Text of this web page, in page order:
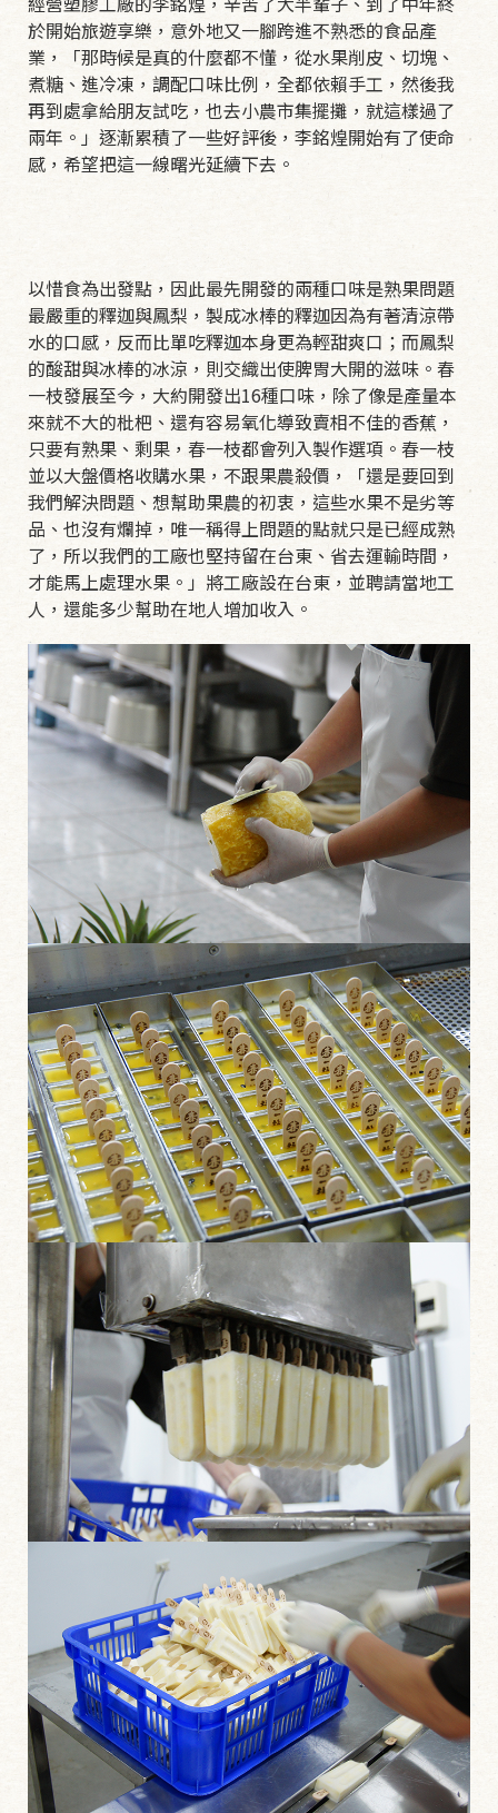
於開始旅遊享樂，意外地又一腳跨進不熟悉的食品產
業，「那時候是真的什麼都不懂，從水果削皮、切塊、
煮糖、進冷凍，調配口味比例，全都依賴手工，然後我
再到處拿給朋友試吃，也去小農市集擺攤，就這樣過了
兩年。」逐漸累積了一些好評後，李銘煌開始有了使命
感，希望把這一線曙光延續下去。
以惜食為出發點，因此最先開發的兩種口味是熟果問題
最嚴重的釋迦與鳳梨，製成冰棒的釋迦因為有著清涼帶
水的口感，反而比單吃釋迦本身更為輕甜爽口；而鳳梨
的酸甜與冰棒的冰涼，則交織出使脾胃大開的滋味。春
一枝發展至今，大約開發出16種口味，除了像是產量本
來就不大的枇杷、還有容易氧化導致賣相不佳的香蕉，
只要有熟果、剩果，春一枝都會列入製作選項。春一枝
並以大盤價格收購水果，不跟果農殺價，「還是要回到
我們解決問題、想幫助果農的初衷，這些水果不是劣等
品、也沒有爛掉，唯一稱得上問題的點就只是已經成熟
了，所以我們的工廠也堅持留在台東、省去運輸時間，
才能馬上處理水果。」將工廠設在台東，並聘請當地工
人，還能多少幫助在地人增加收入。